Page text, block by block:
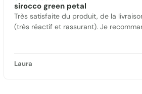
sirocco green petal
Très satisfaite du produit, de la
(très réactif et rassurant). Je
Laura